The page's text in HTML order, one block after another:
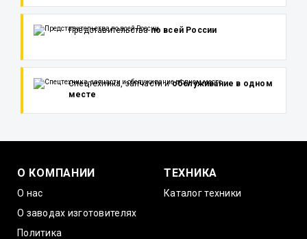
Представительствапо всей России
Спецтехника, запчасти иобслуживание в одном
месте
О КОМПАНИИ
О нас
О заводах изготовителях
Политика
ТЕХНИКА
Каталог техники